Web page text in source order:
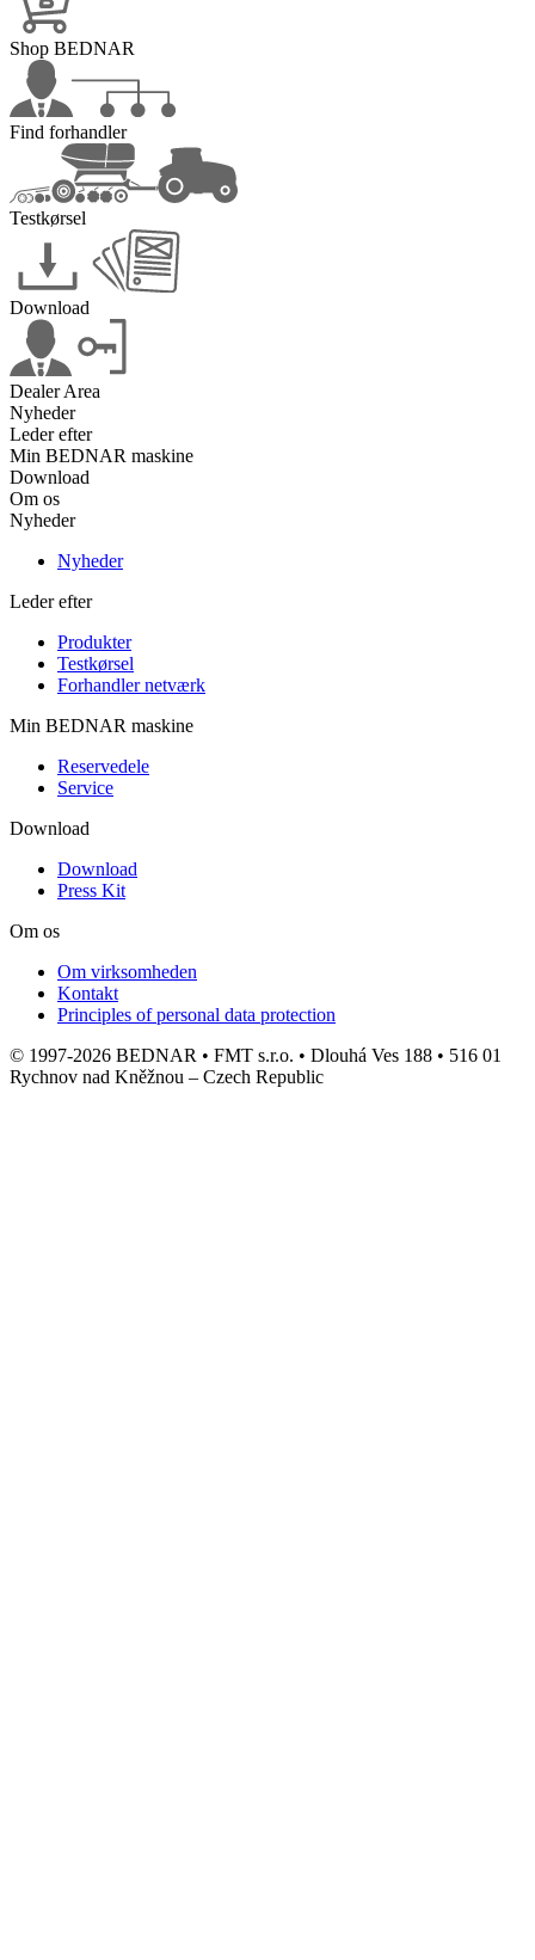
Shop BEDNAR
Find forhandler
Testkørsel
Download
Dealer Area
Nyheder
Leder efter
Min BEDNAR maskine
Download
Om os
Nyheder
Nyheder
Leder efter
Produkter
Testkørsel
Forhandler netværk
Min BEDNAR maskine
Reservedele
Service
Download
Download
Press Kit
Om os
Om virksomheden
Kontakt
Principles of personal data protection
© 1997-2026 BEDNAR • FMT s.r.o. • Dlouhá Ves 188 • 516 01
Rychnov nad Kněžnou – Czech Republic